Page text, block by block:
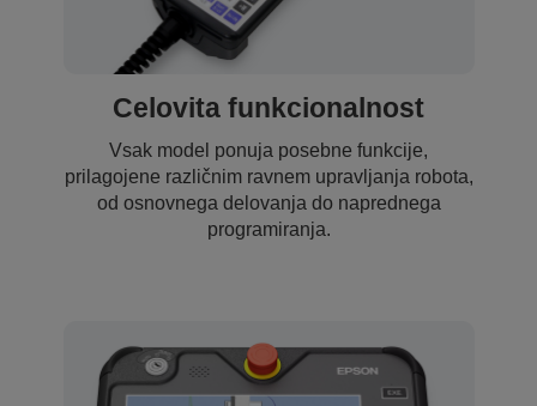
Celovita funkcionalnost
Vsak model ponuja posebne funkcije,
prilagojene različnim ravnem upravljanja robota,
od osnovnega delovanja do naprednega
programiranja.